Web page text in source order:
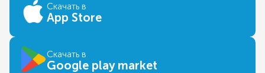
Скачать в
App Store
Скачать в
Google play market